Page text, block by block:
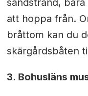
sandstrand,
att hoppa från.
bråttom kan du
skärgårdsbåten
3. Bohusläns